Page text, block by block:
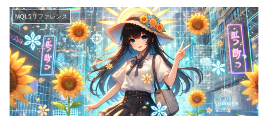
MQL5リファレンス